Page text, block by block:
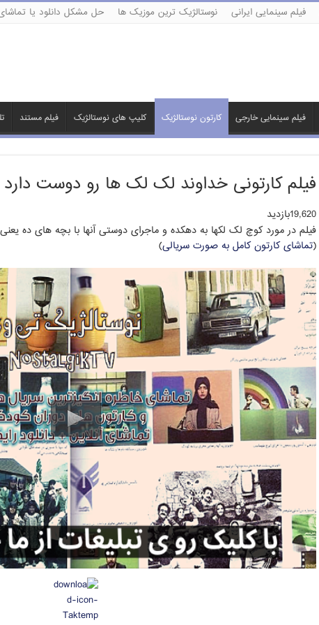
فیلم سینمایی ایرانی نوستالژیک ترین موزیک ها حل مشکل دانلود یا
فیلم سینمایی خارجی کارتون نوستالژیک کلیپ های نوستالژیک فیلم مستند
فیلم کارتونی خداوند لک لک ها رو دوست دارد
19,620بازدید
فیلم در مورد کوچ لک لکها به دهکده و ماجرای دوستی آنها با بچه های ده
(تماشای کارتون کامل به صورت سریالی)